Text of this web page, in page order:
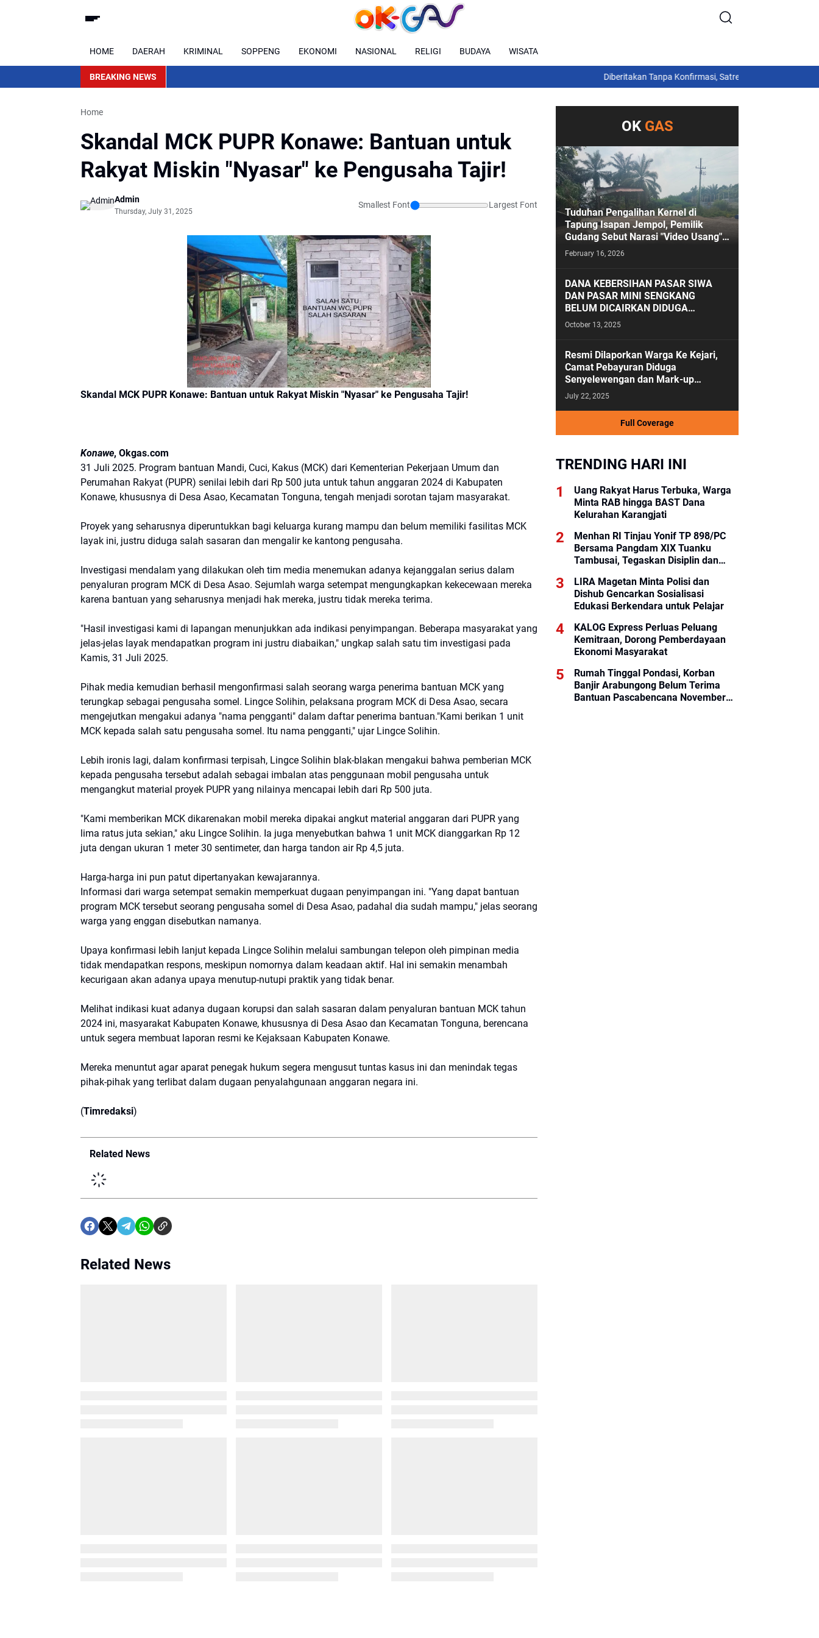
HOME DAERAH KRIMINAL SOPPENG EKONOMI NASIONAL RELIGI BUDAYA WISATA
BREAKING NEWS Diberitakan Tanpa Konfirmasi, Satresnarkoba Polres Cimahi
Home
Skandal MCK PUPR Konawe: Bantuan untuk
Rakyat Miskin "Nyasar" ke Pengusaha Tajir!
Admin
Thursday, July 31, 2025
Smallest Font Largest Font
Skandal MCK PUPR Konawe: Bantuan untuk Rakyat Miskin "Nyasar" ke Pengusaha Tajir!
Konawe, Okgas.com
31 Juli 2025. Program bantuan Mandi, Cuci, Kakus (MCK) dari Kementerian Pekerjaan Umum dan
Perumahan Rakyat (PUPR) senilai lebih dari Rp 500 juta untuk tahun anggaran 2024 di Kabupaten
Konawe, khususnya di Desa Asao, Kecamatan Tonguna, tengah menjadi sorotan tajam masyarakat.
Proyek yang seharusnya diperuntukkan bagi keluarga kurang mampu dan belum memiliki fasilitas MCK
layak ini, justru diduga salah sasaran dan mengalir ke kantong pengusaha.
Investigasi mendalam yang dilakukan oleh tim media menemukan adanya kejanggalan serius dalam
penyaluran program MCK di Desa Asao. Sejumlah warga setempat mengungkapkan kekecewaan mereka
karena bantuan yang seharusnya menjadi hak mereka, justru tidak mereka terima.
"Hasil investigasi kami di lapangan menunjukkan ada indikasi penyimpangan. Beberapa masyarakat yang
jelas-jelas layak mendapatkan program ini justru diabaikan," ungkap salah satu tim investigasi pada
Kamis, 31 Juli 2025.
Pihak media kemudian berhasil mengonfirmasi salah seorang warga penerima bantuan MCK yang
terungkap sebagai pengusaha somel. Lingce Solihin, pelaksana program MCK di Desa Asao, secara
mengejutkan mengakui adanya "nama pengganti" dalam daftar penerima bantuan."Kami berikan 1 unit
MCK kepada salah satu pengusaha somel. Itu nama pengganti," ujar Lingce Solihin.
Lebih ironis lagi, dalam konfirmasi terpisah, Lingce Solihin blak-blakan mengakui bahwa pemberian MCK
kepada pengusaha tersebut adalah sebagai imbalan atas penggunaan mobil pengusaha untuk
mengangkut material proyek PUPR yang nilainya mencapai lebih dari Rp 500 juta.
"Kami memberikan MCK dikarenakan mobil mereka dipakai angkut material anggaran dari PUPR yang
lima ratus juta sekian," aku Lingce Solihin. Ia juga menyebutkan bahwa 1 unit MCK dianggarkan Rp 12
juta dengan ukuran 1 meter 30 sentimeter, dan harga tandon air Rp 4,5 juta.
Harga-harga ini pun patut dipertanyakan kewajarannya.
Informasi dari warga setempat semakin memperkuat dugaan penyimpangan ini. "Yang dapat bantuan
program MCK tersebut seorang pengusaha somel di Desa Asao, padahal dia sudah mampu," jelas seorang
warga yang enggan disebutkan namanya.
Upaya konfirmasi lebih lanjut kepada Lingce Solihin melalui sambungan telepon oleh pimpinan media
tidak mendapatkan respons, meskipun nomornya dalam keadaan aktif. Hal ini semakin menambah
kecurigaan akan adanya upaya menutup-nutupi praktik yang tidak benar.
Melihat indikasi kuat adanya dugaan korupsi dan salah sasaran dalam penyaluran bantuan MCK tahun
2024 ini, masyarakat Kabupaten Konawe, khususnya di Desa Asao dan Kecamatan Tonguna, berencana
untuk segera membuat laporan resmi ke Kejaksaan Kabupaten Konawe.
Mereka menuntut agar aparat penegak hukum segera mengusut tuntas kasus ini dan menindak tegas
pihak-pihak yang terlibat dalam dugaan penyalahgunaan anggaran negara ini.
(Timredaksi)
Related News
Related News
OK GAS
Tuduhan Pengalihan Kernel di
Tapung Isapan Jempol, Pemilik
Gudang Sebut Narasi "Video Usang"
Sengaja Digoreng!
February 16, 2026
DANA KEBERSIHAN PASAR SIWA
DAN PASAR MINI SENGKANG
BELUM DICAIRKAN DIDUGA
ANGGARAN KEBERSIHAN SALAH
October 13, 2025
Resmi Dilaporkan Warga Ke Kejari,
Camat Pebayuran Diduga
Senyelewengan dan Mark-up
Anggaran Tahun 2023-2024
July 22, 2025
Full Coverage
TRENDING HARI INI
Uang Rakyat Harus Terbuka, Warga
Minta RAB hingga BAST Dana
Kelurahan Karangjati
Menhan RI Tinjau Yonif TP 898/PC
Bersama Pangdam XIX Tuanku
Tambusai, Tegaskan Disiplin dan
LIRA Magetan Minta Polisi dan
Dishub Gencarkan Sosialisasi
Edukasi Berkendara untuk Pelajar
KALOG Express Perluas Peluang
Kemitraan, Dorong Pemberdayaan
Ekonomi Masyarakat
Rumah Tinggal Pondasi, Korban
Banjir Arabungong Belum Terima
Bantuan Pascabencana November